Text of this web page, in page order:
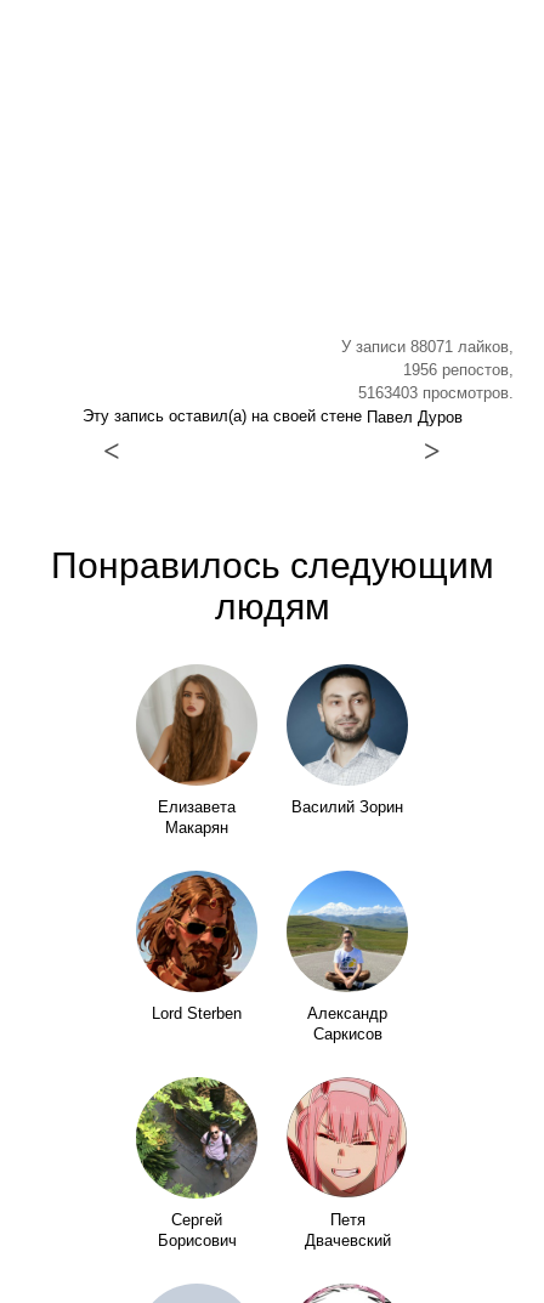
У записи 88071 лайков,
1956 репостов,
5163403 просмотров.
Эту запись оставил(а) на своей стене Павел Дуров
< >
Понравилось следующим
людям
Елизавета
Макарян
Василий Зорин
Lord Sterben
Александр
Саркисов
Сергей
Борисович
Петя
Двачевский